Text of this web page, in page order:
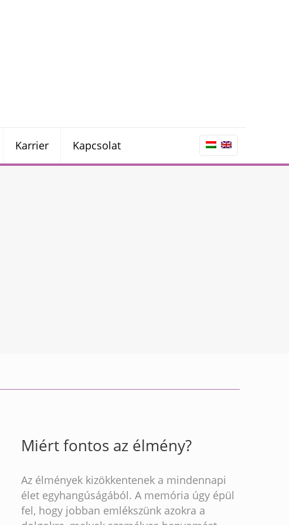
Karrier Kapcsolat
Miért fontos az élmény?
Az élmények kizökkentenek a mindennapi
élet egyhangúságából. A memória úgy épül
fel, hogy jobban emlékszünk azokra a